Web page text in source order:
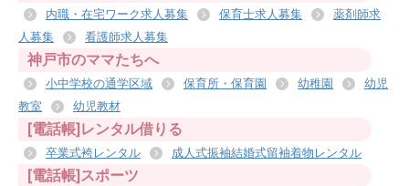
内職・在宅ワーク求人募集 保育士求人募集
薬剤師求
人募集
看護師求人募集
神戸市のママたちへ
小中学校の通学区域 保育所・保育園 幼稚園
幼児
教室
幼児教材
[電話帳]レンタル借りる
卒業式袴レンタル 成人式振袖結婚式留袖着物レンタル
[電話帳]スポーツ